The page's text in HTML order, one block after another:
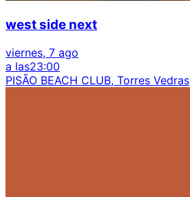
west side next
viernes, 7 ago
a las23:00
PISÃO BEACH CLUB, Torres Vedras